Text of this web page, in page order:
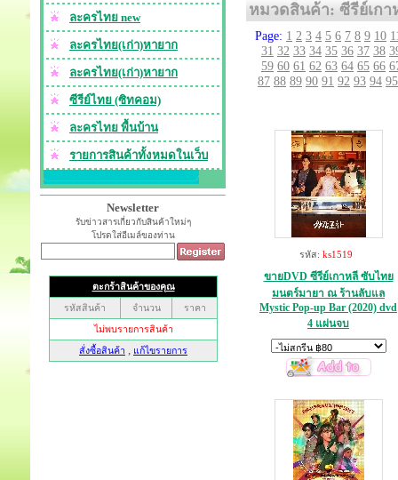
ละครไทย new
ละครไทย(เก่า)หายาก
ละครไทย(เก่า)หายาก
ซีรีย์ไทย (ซิทคอม)
ละครไทย พื้นบ้าน
รายการสินค้าทั้งหมดในเว็บ
Newsletter
รับข่าวสารเกี่ยวกับสินค้าใหม่ๆ
โปรดใส่อีเมล์ของท่าน
หมวดสินค้า: ซีรีย์เกา
Page: 1 2 3 4 5 6 7 8 9 10
31 32 33 34 35 36 37 38
59 60 61 62 63 64 65 66
87 88 89 90 91 92 93 94 95
รหัส: ks1519
ขายDVD ซีรีย์เกาหลี ซับไทย
มนตร์มายา ณ ร้านลับแล
Mystic Pop-up Bar (2020) dvd
4 แผ่นจบ